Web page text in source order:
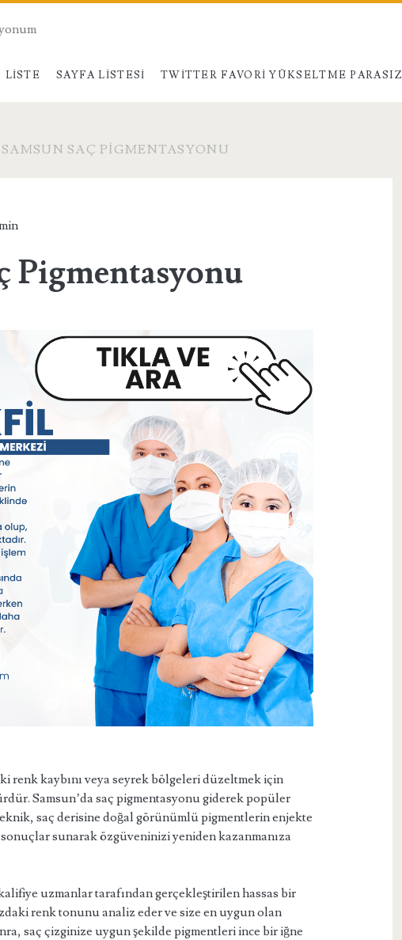
LISTE SAYFA LISTESI TWITTER FAVORI YÜKSELTME PARASIZ
SAMSUN SAÇ PIGMENTASYONU
Pigmentasyonu
renk kaybını veya seyrek bölgeleri düzeltmek için
Samsun’da saç pigmentasyonu giderek popüler
saç derisine doğal görünümlü pigmentlerin enjekte
sunarak özgüveninizi yeniden kazanmanıza
uzmanlar tarafından gerçekleştirilen hassas bir
renk tonunu analiz eder ve size en uygun olan
saç çizginize uygun şekilde pigmentleri ince bir iğne